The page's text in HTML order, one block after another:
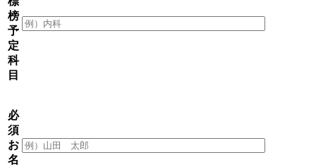
榜
予
定
科
目
必
須
お
名